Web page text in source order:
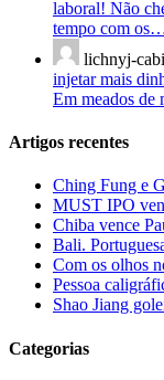
laboral! Não
tempo com
lichnyj-
injetar mais
Em meados
Artigos recentes
Ching Fung e
MUST IPO
Chiba vence
Bali.
Com os olhos
Pessoa
Shao Jiang
Categorias